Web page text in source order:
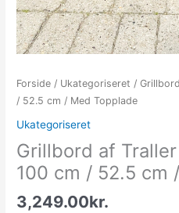
Forside / Ukategoriseret /
/ 52.5 cm / Med Topplade
Ukategoriseret
Grillbord af Traller
100 cm / 52.5 cm
3,249.00kr.